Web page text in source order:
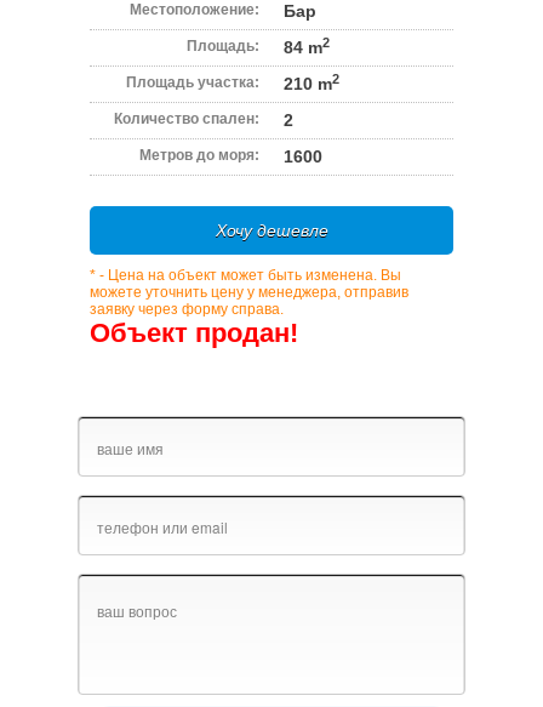
Местоположение: Бар
Площадь: 84 m2
Площадь участка: 210 m2
Количество спален: 2
Метров до моря: 1600
Хочу дешевле
* - Цена на объект может быть изменена. Вы
можете уточнить цену у менеджера, отправив
заявку через форму справа.
Объект продан!